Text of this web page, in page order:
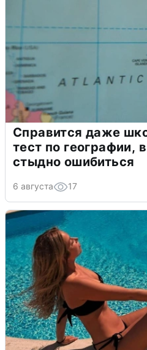
Справится даже
тест по географии,
стыдно ошибиться
6 августа 17